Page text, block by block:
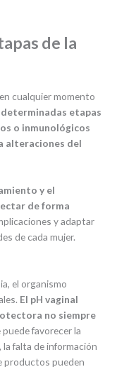
de la
cualquier momento
etapas
o inmunológicos
alteraciones del
y el
de forma
y adaptar
de cada mujer.
el organismo
El pH vaginal
no siempre
puede favorecer la
la falta de información
productos pueden